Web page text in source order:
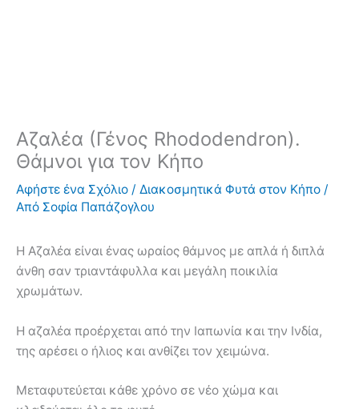
Αζαλέα (Γένος Rhododendron).
Θάμνοι για τον Κήπο
Αφήστε ένα Σχόλιο / Διακοσμητικά Φυτά στον Κήπο /
Από Σοφία Παπάζογλου
Η Αζαλέα είναι ένας ωραίος θάμνος με απλά ή διπλά
άνθη σαν τριαντάφυλλα και μεγάλη ποικιλία
χρωμάτων.
Η αζαλέα προέρχεται από την Ιαπωνία και την Ινδία,
της αρέσει ο ήλιος και ανθίζει τον χειμώνα.
Μεταφυτεύεται κάθε χρόνο σε νέο χώμα και